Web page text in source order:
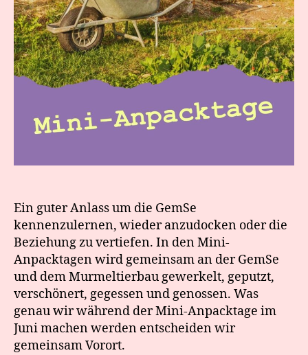
Ein guter Anlass um die GemSe
kennenzulernen, wieder anzudocken oder die
Beziehung zu vertiefen. In den Mini-
Anpacktagen wird gemeinsam an der GemSe
und dem Murmeltierbau gewerkelt, geputzt,
verschönert, gegessen und genossen. Was
genau wir während der Mini-Anpacktage im
Juni machen werden entscheiden wir
gemeinsam Vorort.